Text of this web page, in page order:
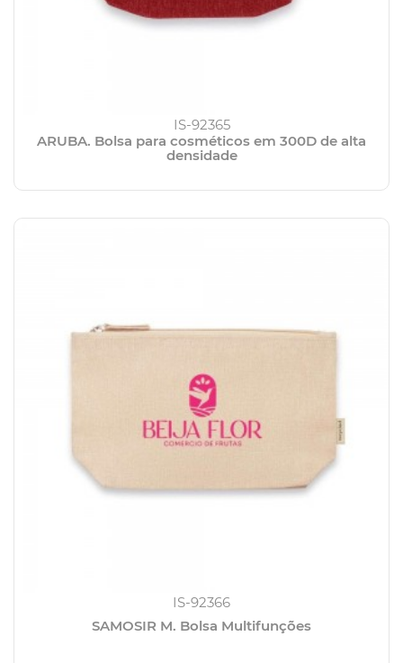
IS-92365
ARUBA. Bolsa para cosméticos em 300D de alta
densidade
IS-92366
SAMOSIR M. Bolsa Multifunções